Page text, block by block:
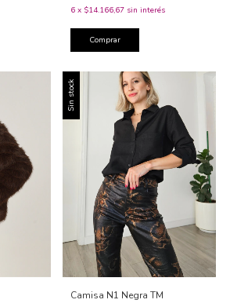
6 x $14.166,67 sin interés
Comprar
Sin stock
Camisa N1 Negra TM